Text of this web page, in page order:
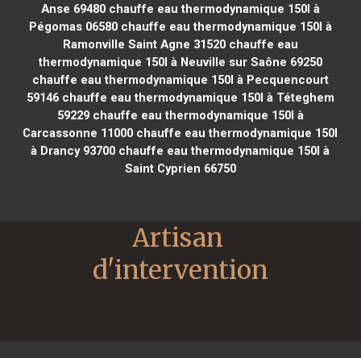
Anse 69480chauffe eau thermodynamique 150l à
Pégomas 06580chauffe eau thermodynamique 150l à
Ramonville Saint Agne 31520chauffe eau
thermodynamique 150l à Neuville sur Saône 69250
chauffe eau thermodynamique 150l à Pecquencourt
59146chauffe eau thermodynamique 150l à Téteghem
59229chauffe eau thermodynamique 150l à
Carcassonne 11000 chauffe eau thermodynamique 150l
à Drancy 93700 chauffe eau thermodynamique 150l à
Saint Cyprien 66750
Artisan
d'intervention